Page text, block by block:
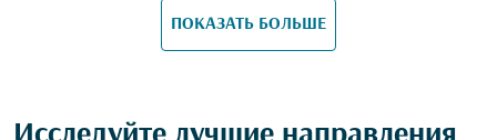
ПОКАЗАТЬ БОЛЬШЕ